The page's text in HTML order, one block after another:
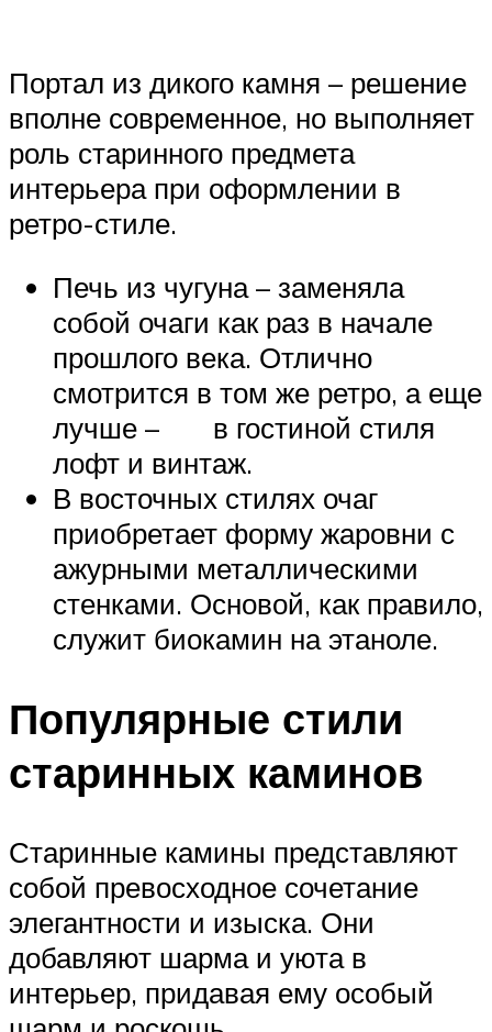
Портал из дикого камня – решение
вполне современное, но выполняет
роль старинного предмета
интерьера при оформлении в
ретро-стиле.
Печь из чугуна – заменяла
собой очаги как раз в начале
прошлого века. Отлично
смотрится в том же ретро, а еще
лучше – в гостиной стиля
лофт и винтаж.
В восточных стилях очаг
приобретает форму жаровни с
ажурными металлическими
стенками. Основой, как правило,
служит биокамин на этаноле.
Популярные стили
старинных каминов
Старинные камины представляют
собой превосходное сочетание
элегантности и изыска. Они
добавляют шарма и уюта в
интерьер, придавая ему особый